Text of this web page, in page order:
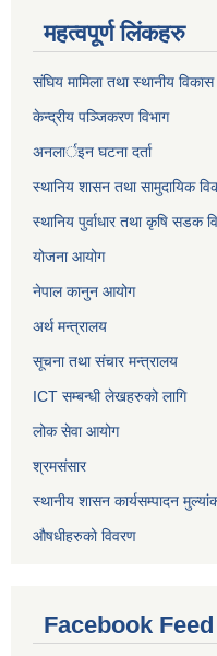
महत्वपूर्ण लिंकहरु
संघिय मामिला तथा स्थानीय
केन्द्रीय पञ्जिकरण विभाग
अनलार्इन घटना दर्ता
स्थानिय शासन तथा सामुदायिक
स्थानिय पुर्वाधार तथा कृषि सडक
योजना आयोग
नेपाल कानुन आयोग
अर्थ मन्त्रालय
सूचना तथा संचार मन्त्रालय
ICT सम्बन्धी लेखहरुको लागि
लोक सेवा आयोग
श्रमसंसार
स्थानीय शासन कार्यसम्पादन
औषधीहरुको विवरण
Facebook Feed